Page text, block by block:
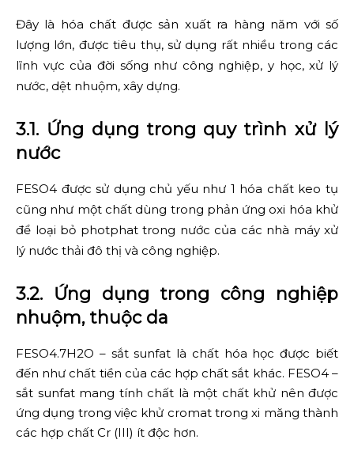
Đây là hóa chất được sản xuất ra hàng năm với số
lượng lớn, được tiêu thụ, sử dụng rất nhiều trong các
lĩnh vực của đời sống như công nghiệp, y học, xử lý
nước, dệt nhuộm, xây dựng.
3.1. Ứng dụng trong quy trình xử lý
nước
FESO4 được sử dụng chủ yếu như 1 hóa chất keo tụ
cũng như một chất dùng trong phản ứng oxi hóa khử
để loại bỏ photphat trong nước của các nhà máy xử
lý nước thải đô thị và công nghiệp.
3.2. Ứng dụng trong công nghiệp
nhuộm, thuộc da
FESO4.7H2O – sắt sunfat là chất hóa học được biết
đến như chất tiền của các hợp chất sắt khác. FESO4 –
sắt sunfat mang tính chất là một chất khử nên được
ứng dụng trong việc khử cromat trong xi măng thành
các hợp chất Cr (III) ít độc hơn.